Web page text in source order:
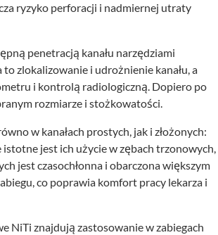
ryzyko perforacji i nadmiernej utraty
penetracją kanału narzędziami
zlokalizowanie i udrożnienie kanału, a
i kontrolą radiologiczną. Dopiero po
rozmiarze i stożkowatości.
w kanałach prostych, jak i złożonych:
jest ich użycie w zębach trzonowych,
jest czasochłonna i obarczona większym
co poprawia komfort pracy lekarza i
NiTi znajdują zastosowanie w zabiegach